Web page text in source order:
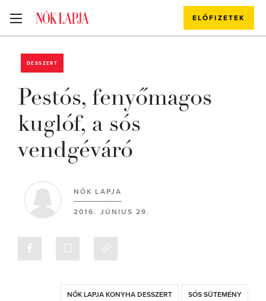
ELŐFIZETEK
DESSZERT
Pestós, fenyőmagos
kuglóf, a sós
vendgéváró
NŐK LAPJA
2016. JÚNIUS 29.
NŐK LAPJA KONYHA DESSZERT SÓS SÜTEMÉNY